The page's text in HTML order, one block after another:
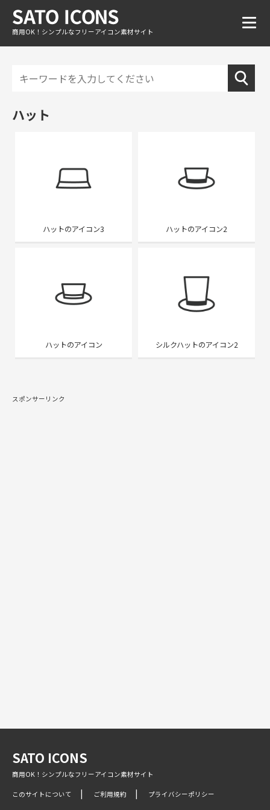
商用OK！シンプルなフリーアイコン素材サイト
ハット
ハットのアイコン3 ハットのアイコン2
ハットのアイコン シルクハットのアイコン2
スポンサーリンク
SATO ICONS
商用OK！シンプルなフリーアイコン素材サイト
このサイトについて ご利用規約 プライバシーポリシー